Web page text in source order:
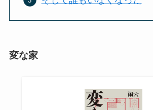
変な家